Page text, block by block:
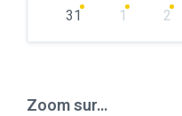
31
1 2
Zoom sur…